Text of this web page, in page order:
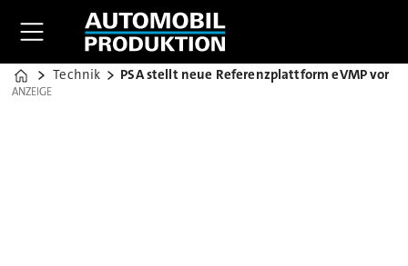
Home
Technik PSA stellt neue Referenzplattform eVMP vor
ANZEIGE
ANZEIGE